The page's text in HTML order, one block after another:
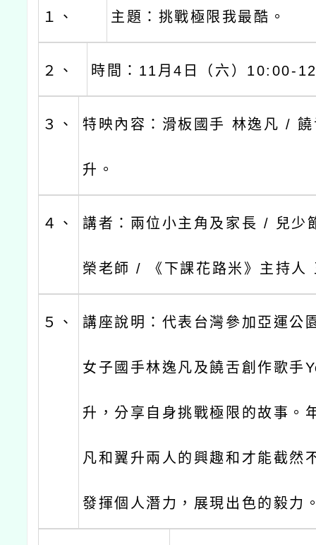
１、 主題：挑戰極限我最酷。
２、 時間：11月4日（六）10:00-
３、 特映內容：滑板國手 林逸凡 /
升。
４、 講者：兩位小主角及家長 / 兒少
榮老師 / 《下課花路米》主持人
５、 講座說明：代表台灣參加亞運公
女子國手林逸凡及饒舌創作歌手
升，分享自身挑戰極限的故事。
凡和翼升兩人的興趣和才能截然
發揮個人潛力，展現出色的毅力